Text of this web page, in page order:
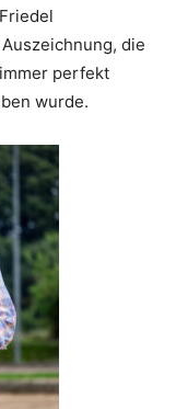
die
perfekt
wurde.